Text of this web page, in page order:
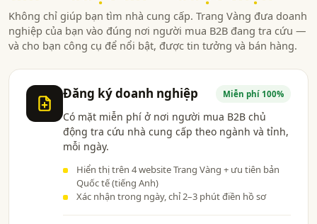
Không chỉ giúp bạn tìm nhà cung cấp. Trang Vàng đưa doanh
nghiệp của bạn vào đúng nơi người mua B2B đang tra cứu —
và cho bạn công cụ để nổi bật, được tin tưởng và bán hàng.
Đăng ký doanh nghiệp Miễn phí 100%
Có mặt miễn phí ở nơi người mua B2B chủ
động tra cứu nhà cung cấp theo ngành và tỉnh,
mỗi ngày.
Hiển thị trên 4 website Trang Vàng + ưu tiên bản
Quốc tế (tiếng Anh)
Xác nhận trong ngày, chỉ 2–3 phút điền hồ sơ